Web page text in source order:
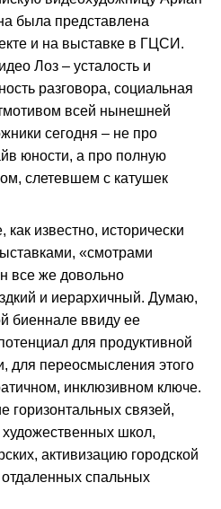
была представлена
и на выставке в ГЦСИ.
Лоз – усталость и
разговора, социальная
всей нынешней
сегодня – не про
юности, а про полную
слетевшем с катушек
известно, исторически
«смотрами
все же довольно
и иерархичный. Думаю,
биеннале ввиду ее
для продуктивной
для переосмысления этого
инклюзивном ключе.
связей,
школ,
активизацию городской
спальных